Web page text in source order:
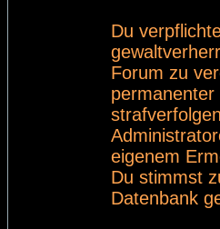
Du
Forum zu
eigenem
Du stimmst
Datenbank